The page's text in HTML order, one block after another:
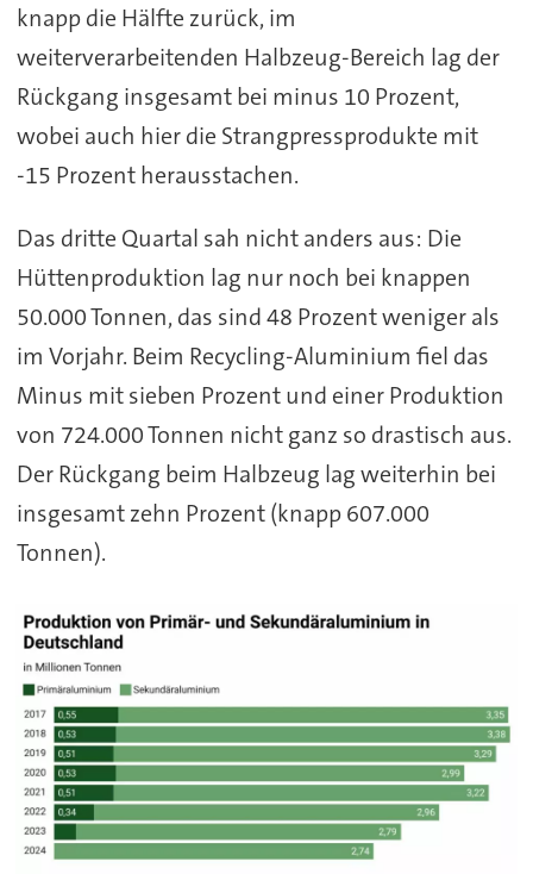
knapp die Hälfte zurück, im
weiterverarbeitenden Halbzeug-Bereich lag der
Rückgang insgesamt bei minus 10 Prozent,
wobei auch hier die Strangpressprodukte mit
-15 Prozent herausstachen.
Das dritte Quartal sah nicht anders aus: Die
Hüttenproduktion lag nur noch bei knappen
50.000 Tonnen, das sind 48 Prozent weniger als
im Vorjahr. Beim Recycling-Aluminium fiel das
Minus mit sieben Prozent und einer Produktion
von 724.000 Tonnen nicht ganz so drastisch aus.
Der Rückgang beim Halbzeug lag weiterhin bei
insgesamt zehn Prozent (knapp 607.000
Tonnen).